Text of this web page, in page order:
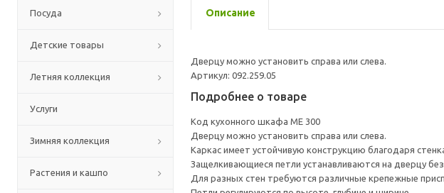
Посуда
Детские товары
Летняя коллекция
Услуги
Зимняя коллекция
Растения и кашпо
Описание
Дверцу можно установить справа или слева.
Артикул: 092.259.05
Подробнее о товаре
Код кухонного шкафа ME 300
Дверцу можно установить справа или слева.
Каркас имеет устойчивую конструкцию благодаря
Защелкивающиеся петли устанавливаются на дверцу
Для разных стен требуются различные крепежные